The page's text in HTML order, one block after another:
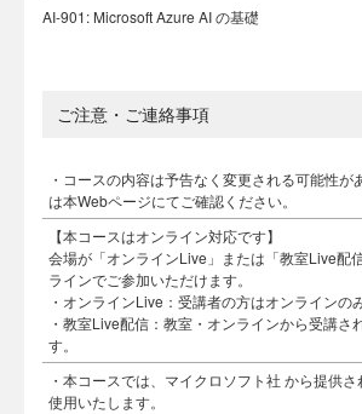
AI-901: Microsoft Azure AI の基礎
ご注意・ご連絡事項
・コースの内容は予告なく変更される可能性が
は本Webページにてご確認ください。
【本コースはオンライン対応です】
会場が「オンラインLive」または「教室Live配
ラインでご参加いただけます。
・オンラインLive：受講者の方はオンラインの
・教室Live配信：教室・オンラインから受講さ
す。
・本コースでは、マイクロソフト社 から提供
使用いたします。